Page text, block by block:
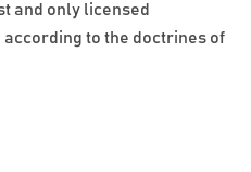
and only licensed
to the doctrines of
(IFN) Awards Ceremony